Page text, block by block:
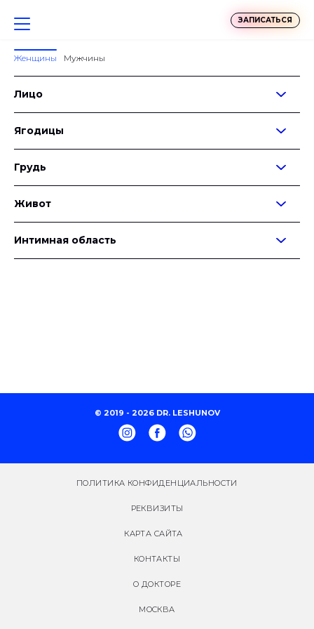
ЗАПИСАТЬСЯ
Женщины Мужчины
Лицо
Ягодицы
Грудь
Живот
Интимная область
© 2019 - 2026 DR. LESHUNOV
ПОЛИТИКА КОНФИДЕНЦИАЛЬНОСТИ
РЕКВИЗИТЫ
КАРТА САЙТА
КОНТАКТЫ
О ДОКТОРЕ
МОСКВА